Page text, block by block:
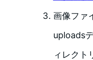
画像ファ
uploads
ィレクト